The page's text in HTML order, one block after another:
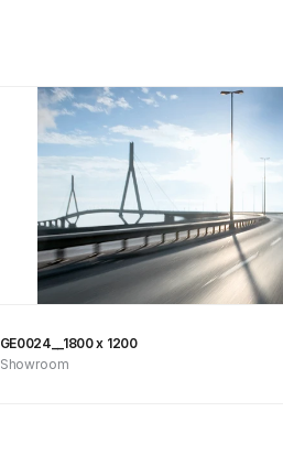
GE0024__1800 x 1200
Showroom